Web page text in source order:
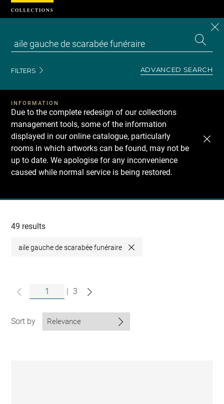
FILTERS ADVANCED SEARCH
INFORMATION
Due to the complete redesign of our collections
management tools, some of the information
displayed in our online catalogue, particularly
rooms in which artworks can be found, may not be
up to date. We apologise for any inconvenience
caused while normal service is being restored.
Recherche
collections
49 results
aile gauche de scarabée funéraire Close
3
Sort by
Cookies management panel